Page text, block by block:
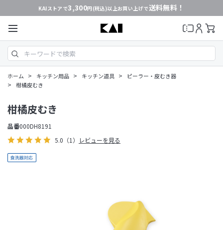
KAIストアで3,300円(税込)以上お買い上げで送料無料！
ホーム > キッチン用品 > キッチン道具 > ピーラー・皮むき器
> 柑橘皮むき
5.0 （1） レビューを見る
柑橘皮むき
品番000DH8191